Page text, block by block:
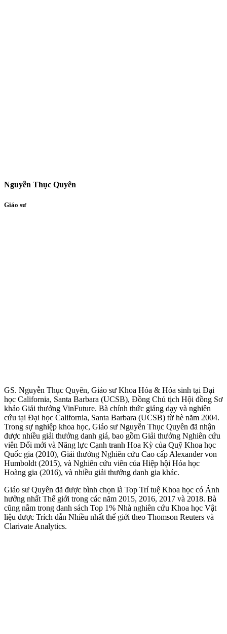
Nguyễn Thục Quyên
Giáo sư
GS. Nguyễn Thục Quyên, Giáo sư Khoa Hóa & Hóa sinh tại Đại
học California, Santa Barbara (UCSB), Đồng Chủ tịch Hội đồng Sơ
khảo Giải thưởng VinFuture. Bà chính thức giảng dạy và nghiên
cứu tại Đại học California, Santa Barbara (UCSB) từ hè năm 2004.
Trong sự nghiệp khoa học, Giáo sư Nguyễn Thục Quyên đã nhận
được nhiều giải thưởng danh giá, bao gồm Giải thưởng Nghiên cứu
viên Đổi mới và Năng lực Cạnh tranh Hoa Kỳ của Quỹ Khoa học
Quốc gia (2010), Giải thưởng Nghiên cứu Cao cấp Alexander von
Humboldt (2015), và Nghiên cứu viên của Hiệp hội Hóa học
Hoàng gia (2016), và nhiều giải thưởng danh gia khác.
Giáo sư Quyên đã được bình chọn là Top Trí tuệ Khoa học có Ảnh
hưởng nhất Thế giới trong các năm 2015, 2016, 2017 và 2018. Bà
cũng nằm trong danh sách Top 1% Nhà nghiên cứu Khoa học Vật
liệu được Trích dẫn Nhiều nhất thế giới theo Thomson Reuters và
Clarivate Analytics.